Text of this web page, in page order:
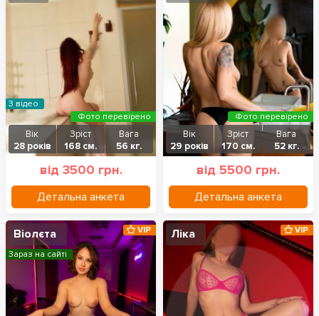
Вік
28 років
Зріст
168 см.
Вага
56 кг.
від 3500 грн.
Детальна анкета
З відео
Фото перевірено
Вік
29 років
Зріст
170 см.
Вага
52 кг.
від 5500 грн.
Детальна анкета
Фото перевірено
Віолєта VIP
Зараз на сайті
Ліка VIP